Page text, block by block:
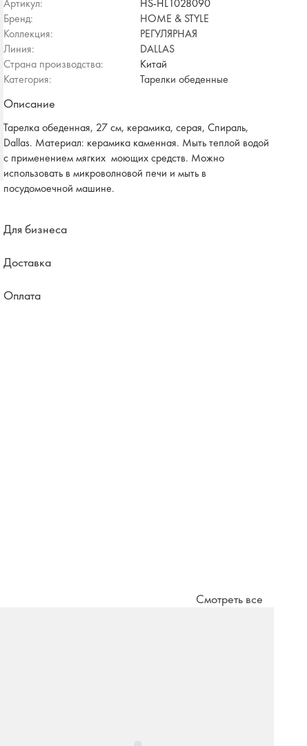
Артикул:
HS-HL1028090
Бренд:
HOME & STYLE
Коллекция:
РЕГУЛЯРНАЯ
Линия:
DALLAS
Страна производства:
Китай
Категория:
Тарелки обеденные
Описание
Тарелка обеденная, 27 см, керамика, серая, Спираль,
Dallas. Материал: керамика каменная. Мыть теплой водой
с применением мягких моющих средств. Можно
использовать в микроволновой печи и мыть в
посудомоечной машине.
Для бизнеса
Доставка
Оплата
Смотреть все